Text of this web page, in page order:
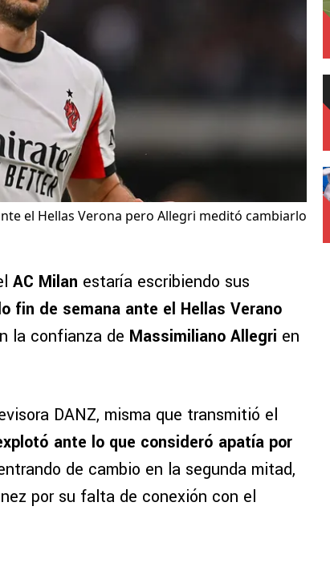
el Hellas Verona pero Allegri meditó cambiarlo
AC Milan estaría escribiendo sus
fin de semana ante el Hellas Verano
la confianza de Massimiliano Allegri en
DANZ, misma que transmitió el
ante lo que consideró apatía por
de cambio en la segunda mitad,
por su falta de conexión con el